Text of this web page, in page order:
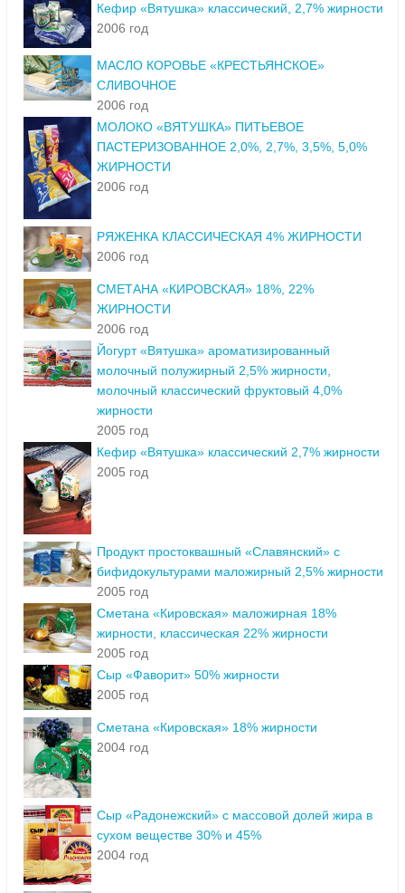
Кефир «Вятушка» классический, 2,7% жирности
2006 год
МАСЛО КОРОВЬЕ «КРЕСТЬЯНСКОЕ»
СЛИВОЧНОЕ
2006 год
МОЛОКО «ВЯТУШКА» ПИТЬЕВОЕ
ПАСТЕРИЗОВАННОЕ 2,0%, 2,7%, 3,5%, 5,0%
ЖИРНОСТИ
2006 год
РЯЖЕНКА КЛАССИЧЕСКАЯ 4% ЖИРНОСТИ
2006 год
СМЕТАНА «КИРОВСКАЯ» 18%, 22%
ЖИРНОСТИ
2006 год
Йогурт «Вятушка» ароматизированный
молочный полужирный 2,5% жирности,
молочный классический фруктовый 4,0%
жирности
2005 год
Кефир «Вятушка» классический 2,7% жирности
2005 год
Продукт простоквашный «Славянский» с
бифидокультурами маложирный 2,5% жирности
2005 год
Сметана «Кировская» маложирная 18%
жирности, классическая 22% жирности
2005 год
Сыр «Фаворит» 50% жирности
2005 год
Сметана «Кировская» 18% жирности
2004 год
Сыр «Радонежский» с массовой долей жира в
сухом веществе 30% и 45%
2004 год